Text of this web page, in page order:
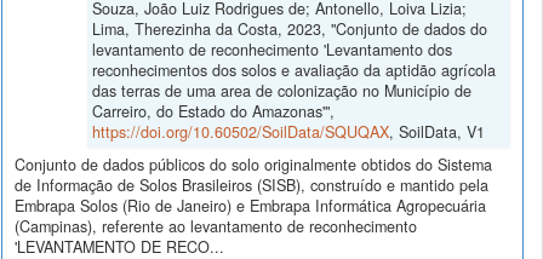
Souza, João Luiz Rodrigues de; Antonello, Loiva Lizia;
Lima, Therezinha da Costa, 2023, "Conjunto de dados do
levantamento de reconhecimento 'Levantamento dos
reconhecimentos dos solos e avaliação da aptidão agrícola
das terras de uma area de colonização no Município de
Carreiro, do Estado do Amazonas'",
https://doi.org/10.60502/SoilData/SQUQAX, SoilData, V1
Conjunto de dados públicos do solo originalmente obtidos do Sistema
de Informação de Solos Brasileiros (SISB), construído e mantido pela
Embrapa Solos (Rio de Janeiro) e Embrapa Informática Agropecuária
(Campinas), referente ao levantamento de reconhecimento
'LEVANTAMENTO DE RECO...